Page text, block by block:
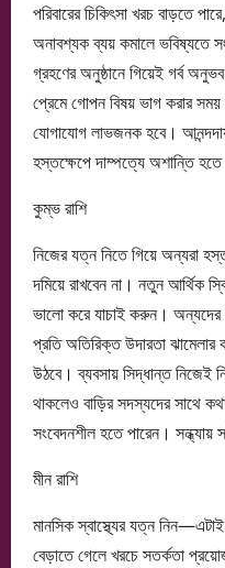
পরিবারের চিকিৎসা খরচ বাড়তে
অনাবশ্যক ব্যয় কমালে ভবিষ্যতে
গ্রহণের অনুষ্ঠানে গিয়েই গর্ব
প্রেমে গোপন বিষয় ভাগ করার
যোগাযোগ লাভজনক হবে।
হস্তক্ষেপে দাম্পত্যে অশান্তি
কুম্ভ রাশি
নিজের যত্ন নিতে গিয়ে অন্যরা
দমিয়ে রাখবেন না। নতুন আর্থিক
ভালো করে যাচাই করুন। অন্যদের
প্রতি অতিরিক্ত উদারতা
উঠবে। ব্যবসায় সিদ্ধান্ত নিজেই
থাকলেও বাড়ির সদস্যদের সাথে
সংবেদনশীল হতে পারেন। সন্ধ্যায়
মীন রাশি
মানসিক স্বাস্থ্যের যত্ন
বেড়াতে গেলে খরচে সতর্কতা